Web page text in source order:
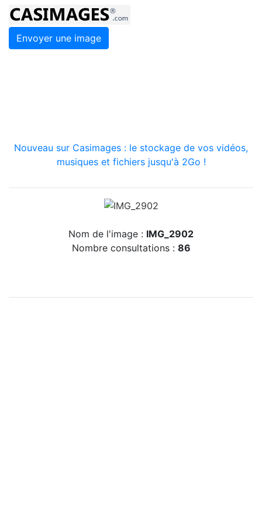
Envoyer une image
Nouveau sur Casimages : le stockage de vos vidéos,
musiques et fichiers jusqu'à 2Go !
Nom de l'image : IMG_2902
Nombre consultations : 86